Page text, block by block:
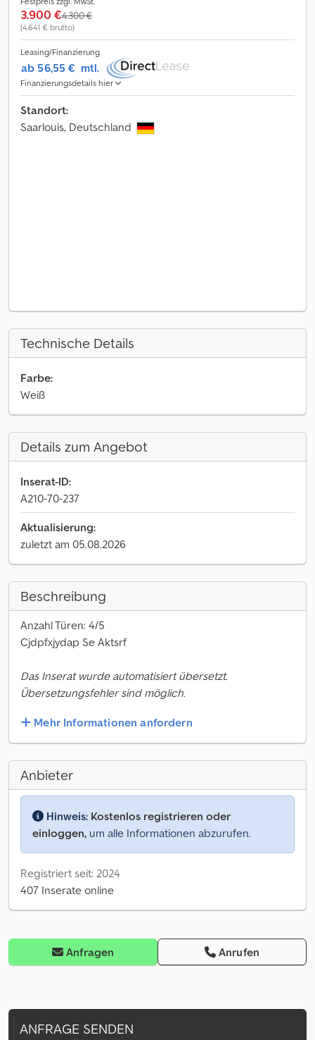
3.900 €4.300 €
(4.641 € brutto)
Leasing/Finanzierung
ab 56,55 € mtl.
Finanzierungsdetails hier
Standort:
Saarlouis, Deutschland
Technische Details
Farbe:
Weiß
Details zum Angebot
Inserat-ID:
A210-70-237
Aktualisierung:
zuletzt am 05.08.2026
Beschreibung
Anzahl Türen: 4/5
Cjdpfxjydap Se Aktsrf
Das Inserat wurde automatisiert übersetzt.
Übersetzungsfehler sind möglich.
Mehr Informationen anfordern
Anbieter
Hinweis: Kostenlos registrieren oder
einloggen, um alle Informationen abzurufen.
Registriert seit: 2024
407 Inserate online
Anfragen Anrufen
ANFRAGE SENDEN